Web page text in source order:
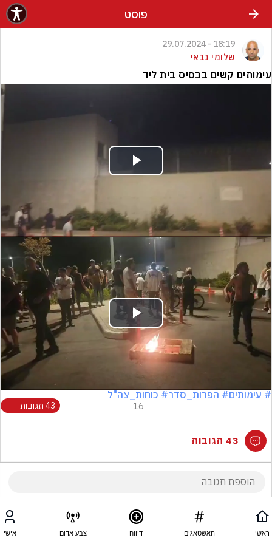
פוסט
18:19 - 29.07.2024
שלומי גבאי
עימותים קשים בבסיס בית ליד
Play
Play
Video
# עימותים# הפרות_סדר# כוחות_צה"ל
16 43 תגובות
43 תגובות
ראשי האשטאגים דיווח צבע אדום אישי